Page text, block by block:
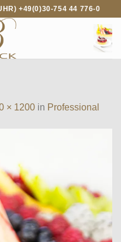
+49(0)30-754 44 776-0
× 1200 in Professional